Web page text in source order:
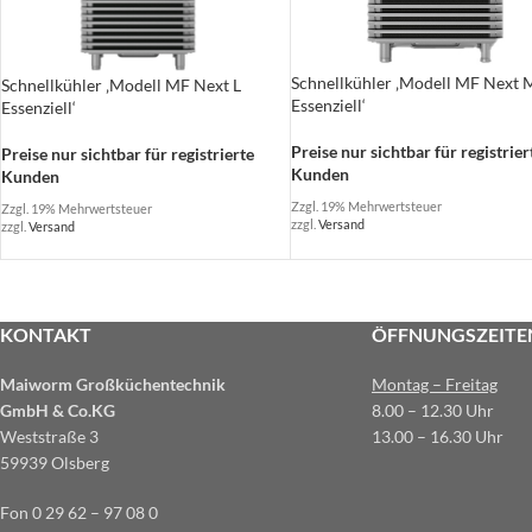
Schnellkühler ‚Modell MF Next L
Essenziell‘
Preise nur sichtbar für registrierte
Kunden
Zzgl. 19% Mehrwertsteuer
zzgl. Versand
Schnellkühler ‚Modell MF Next
Essenziell‘
Preise nur sichtbar für
Kunden
Zzgl. 19% Mehrwertsteuer
zzgl.Versand
KONTAKT
Maiworm Großküchentechnik
GmbH & Co.KG
Weststraße 3
59939 Olsberg
Fon 0 29 62 – 97 08 0
Montag – Freitag
8.00 – 12.30 Uhr
13.00 – 16.30 Uhr